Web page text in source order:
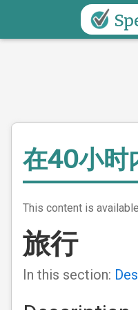
在40小时
This content is
旅行
In this section: